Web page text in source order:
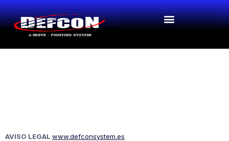
AVISO LEGAL www.defconsystem.es